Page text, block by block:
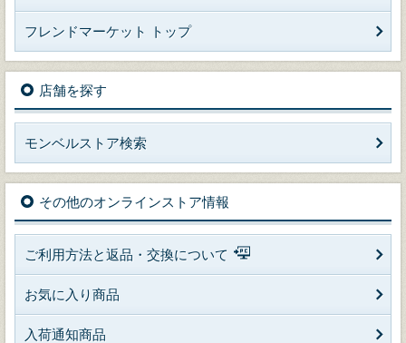
フレンドマーケット トップ
店舗を探す
モンベルストア検索
その他のオンラインストア情報
ご利用方法と返品・交換について
お気に入り商品
入荷通知商品